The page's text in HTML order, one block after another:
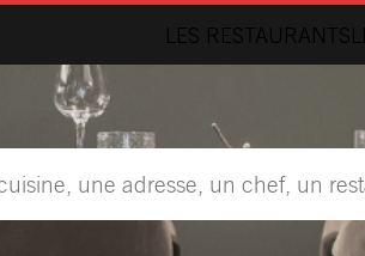
LES RESTAURANTS